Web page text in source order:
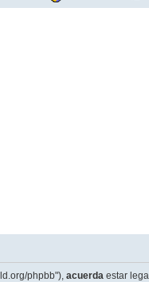
phpbb"), acuerda estar